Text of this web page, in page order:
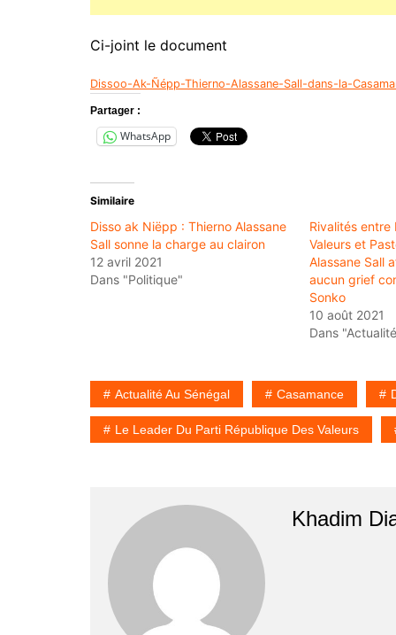
Ci-joint le document
Dissoo-Ak-Ñépp-Thierno-Alassane-Sall-dans-la-
Partager :
WhatsApp
Similaire
Disso ak Niëpp : Thierno Alassane
Sall sonne la charge au clairon
12 avril 2021
Dans "Politique"
Rivalités entre
Valeurs et
Alassane Sall
aucun grief
Sonko
10 août 2021
Dans
Actualité Au Sénégal Casamance
Le Leader Du Parti République Des Valeurs
Khadim